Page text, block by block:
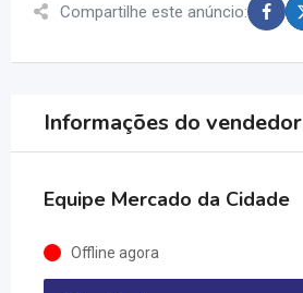
Compartilhe este anúncio:
Informações do vendedor
Equipe Mercado da Cidade
Offline agora